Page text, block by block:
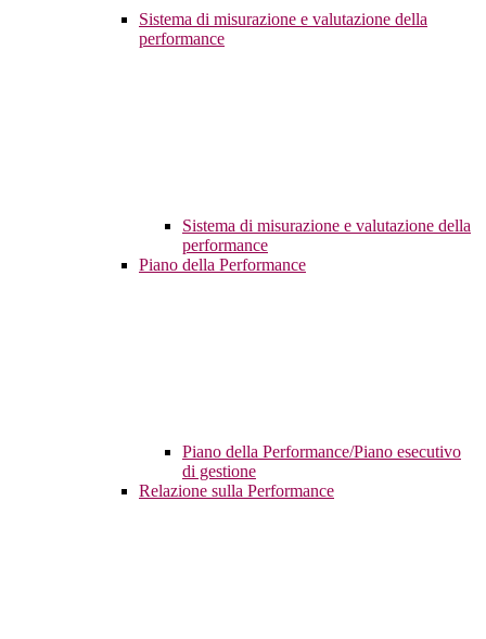
Sistema di misurazione e valutazione della
performance
Sistema di misurazione e valutazione della
performance
Piano della Performance
Piano della Performance/Piano esecutivo
di gestione
Relazione sulla Performance